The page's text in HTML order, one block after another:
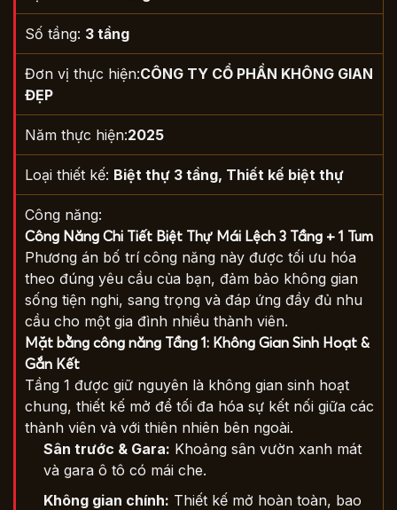
Số tầng: 3 tầng
Đơn vị thực hiện:CÔNG TY CỔ PHẦN KHÔNG GIAN
ĐẸP
Năm thực hiện:2025
Loại thiết kế: Biệt thự 3 tầng, Thiết kế biệt thự
Công năng:
Công Năng Chi Tiết Biệt Thự Mái Lệch 3 Tầng + 1 Tum
Phương án bố trí công năng này được tối ưu hóa
theo đúng yêu cầu của bạn, đảm bảo không gian
sống tiện nghi, sang trọng và đáp ứng đầy đủ nhu
cầu cho một gia đình nhiều thành viên.
Mặt bằng công năng Tầng 1: Không Gian Sinh Hoạt &
Gắn Kết
Tầng 1 được giữ nguyên là không gian sinh hoạt
chung, thiết kế mở để tối đa hóa sự kết nối giữa các
thành viên và với thiên nhiên bên ngoài.
Sân trước & Gara: Khoảng sân vườn xanh mát
và gara ô tô có mái che.
Không gian chính: Thiết kế mở hoàn toàn, bao